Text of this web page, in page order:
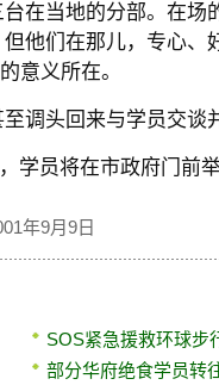
在当地的分部。在场
他们在那儿，专心、
意义所在。
调头回来与学员交谈
学员将在市政府门前
年9月9日
SOS紧急援救环球步
部分华府绝食学员转